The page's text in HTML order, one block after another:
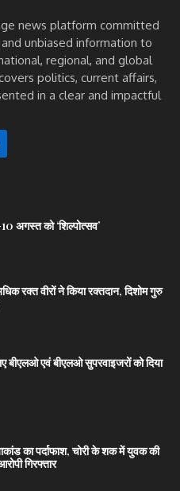
news platform committed
unbiased information to
regional, and global
politics, current affairs,
in a clear and impactful
अगस्त को ‘शिल्पोत्सव’
रक्त वीरों ने किया रक्तदान, दिशोम गुरु
बीएलओ एवं बीएलओ सुपरवाइजरों को दिया
का पर्दाफाश, चोरी के शक में युवक की
गिरफ्तार